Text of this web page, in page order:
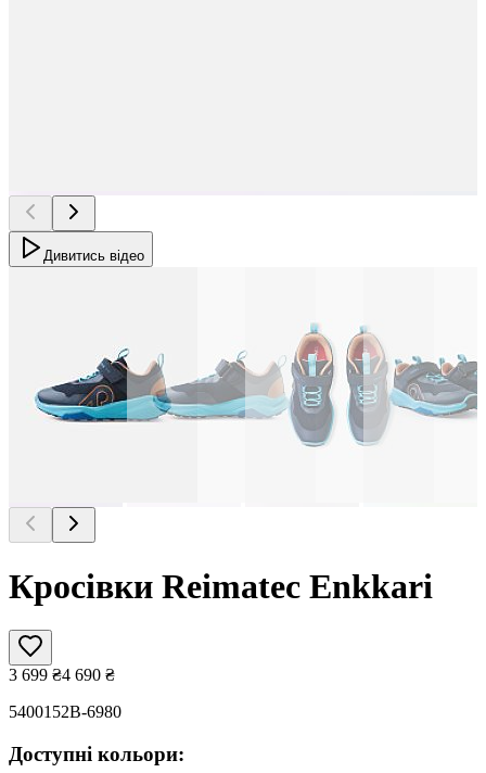
Дивитись відео
Кросівки Reimatec Enkkari
3 699 ₴4 690 ₴
5400152B-6980
Доступні кольори: